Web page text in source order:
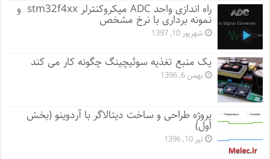
راه اندازی واحد ADC میکروکنترلر stm32f4xx و
نمونه برداری با نرخ مشخص
شهریور 10, 1397
یک منبع تغذیه سوئیچینگ چگونه کار می کند
بهمن 6, 1396
پروژه طراحی و ساخت دیتالاگر با آردوینو (بخش
اول)
تیر 10, 1396